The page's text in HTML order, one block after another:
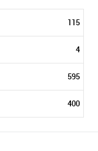
115
4
595
400